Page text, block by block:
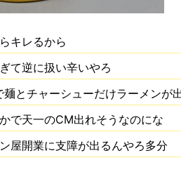
キレるから
て逆に扱い辛いやろ
とチャーシューだけラーメンが
で天一のCM出れそうなのにな
屋開業に支障が出るんやろ多分